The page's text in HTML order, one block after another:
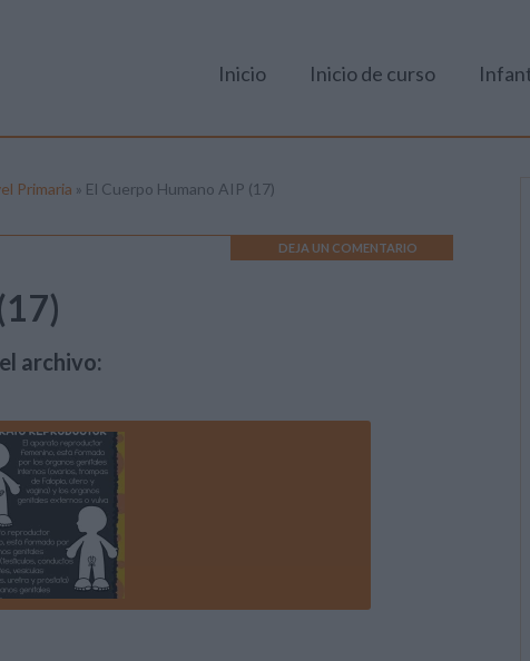
Inicio Inicio de curso
Primaria » El Cuerpo Humano AIP (17)
DEJA UN COMENTARIO
archivo: